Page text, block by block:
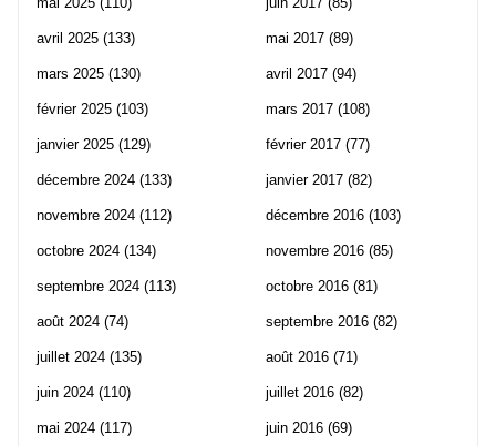
avril 2025 (133)
mars 2025 (130)
février 2025 (103)
janvier 2025 (129)
décembre 2024 (133)
novembre 2024 (112)
octobre 2024 (134)
septembre 2024 (113)
août 2024 (74)
juillet 2024 (135)
juin 2024 (110)
mai 2024 (117)
mai 2017 (89)
avril 2017 (94)
mars 2017 (108)
février 2017 (77)
janvier 2017 (82)
décembre 2016 (103)
novembre 2016 (85)
octobre 2016 (81)
septembre 2016 (82)
août 2016 (71)
juillet 2016 (82)
juin 2016 (69)